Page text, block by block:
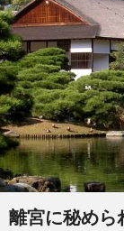
離宮に秘めら